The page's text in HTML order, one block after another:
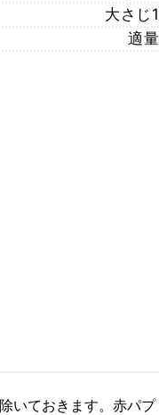
大さじ1
適量
いておきます。赤パプ